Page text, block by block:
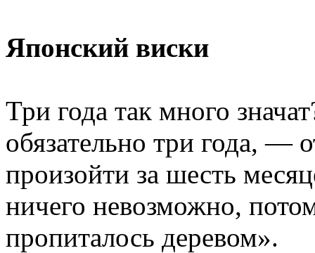
Японский виски
Три года так много
обязательно три года, —
произойти за шесть
ничего невозможно,
пропиталось деревом».